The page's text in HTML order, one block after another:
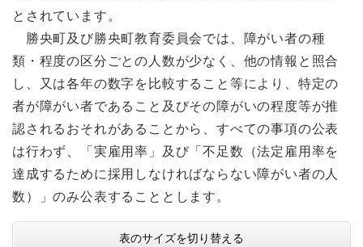
とされています。
勝央町及び勝央町教育委員会では、障がい者の種
類・程度の区分ごとの人数が少なく、他の情報と照合
し、又は各年の数字を比較すること等により、特定の
者が障がい者であること及びその障がいの程度等が推
認されるおそれがあることから、すべての事項の公表
は行わず、「実雇用率」及び「不足数（法定雇用率を
達成するために採用しなければならない障がい者の人
数）」のみ公表することとします。
表のサイズを切り替える